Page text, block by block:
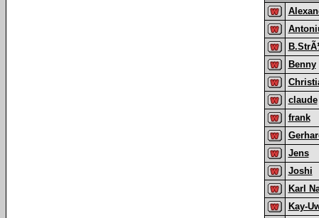
Benny
claude
frank
Jens
Joshi
Karl
Kay-